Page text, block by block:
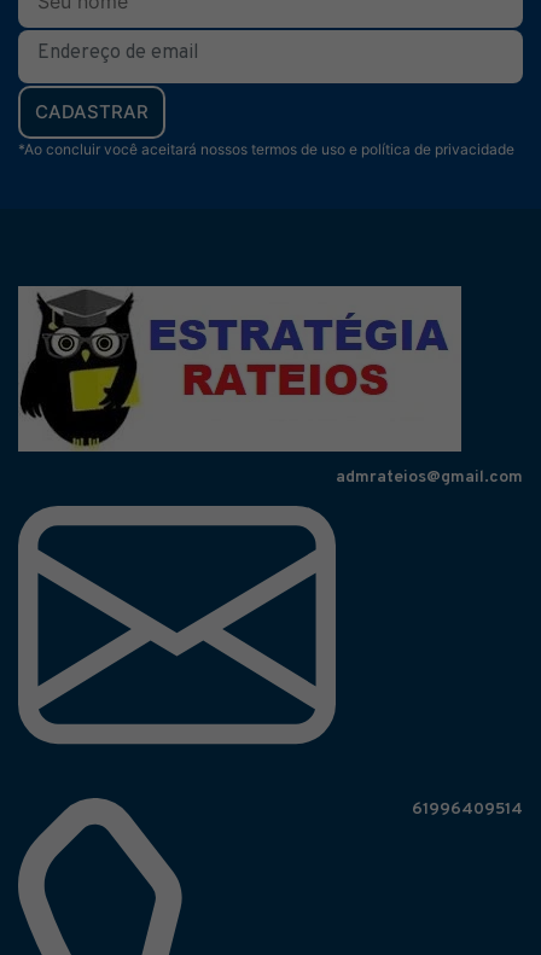
CADASTRAR
*Ao concluir você aceitará nossos termos de uso e política de privacidade
admrateios@gmail.com
61996409514